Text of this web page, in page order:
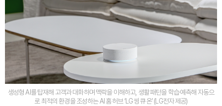
생성형 AI를 탑재해 고객과 대화하며 맥락을 이해하고, 생활 패턴을 학습·예측해 자동으
로 최적의 환경을 조성하는 AI 홈 허브 ‘LG 씽큐 온’ (LG전자 제공)